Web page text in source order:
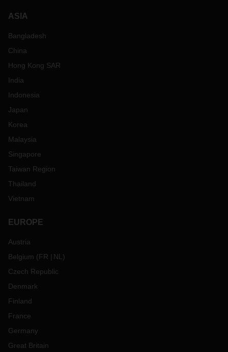
ASIA
Bangladesh
China
Hong Kong SAR
India
Indonesia
Japan
Korea
Malaysia
Singapore
Taiwan Region
Thailand
Vietnam
EUROPE
Austria
Belgium (FR NL )
Czech Republic
Denmark
Finland
France
Germany
Great Britain